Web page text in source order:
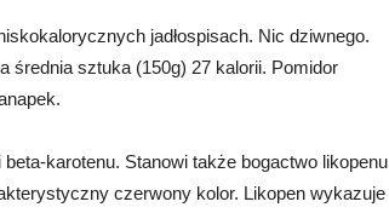
jadłospisach. Nic dziwnego.
średnia sztuka (150g) 27 kalorii. Pomidor
karotenu. Stanowi także bogactwo likopenu
czerwony kolor. Likopen wykazuje